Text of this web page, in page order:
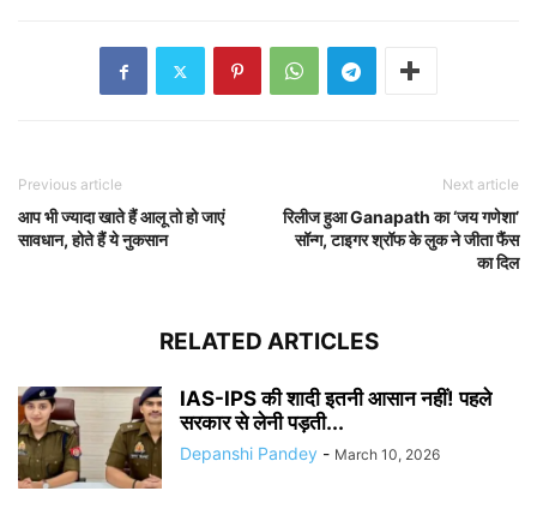
Previous article
आप भी ज्यादा खाते हैं आलू तो हो जाएं
सावधान, होते हैं ये नुकसान
Next article
रिलीज हुआ Ganapath का ‘जय गणेशा’
सॉन्ग, टाइगर श्रॉफ के लुक ने जीता फैंस
का दिल
RELATED ARTICLES
IAS-IPS की शादी इतनी आसान नहीं! पहले
सरकार से लेनी पड़ती...
Depanshi Pandey - March 10, 2026